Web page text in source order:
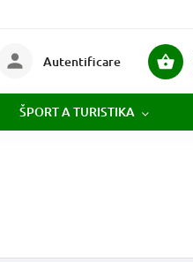
Autentificare
ŠPORT A TURISTIKA